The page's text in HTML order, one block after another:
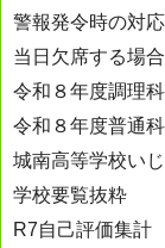
警報発令時の対応
当日欠席する場
令和８年度調理
令和８年度普通
城南高等学校い
学校要覧抜粋
R7自己評価集計